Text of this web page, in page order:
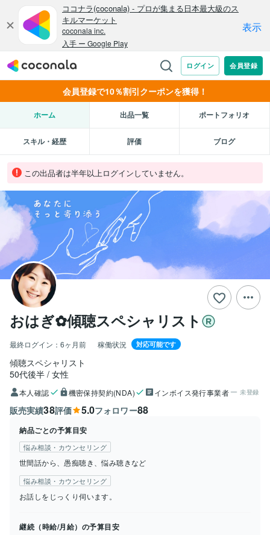
会員登録で10％割引クーポンを獲得！
ホーム 出品一覧 ポートフォリオ
スキル・経歴 評価 ブログ
この出品者は半年以上ログインしていません。
おはぎ✿傾聴スペシャリスト
最終ログイン： 6ヶ月前 稼働状況 対応可能です
傾聴スペシャリスト
50代後半 女性
本人確認 機密保持契約(NDA) インボイス発行事業者 未登録
販売実績38評価 5.0フォロワー88
納品ごとの予算目安
悩み相談・カウンセリング
世間話から、愚痴聴き、悩み聴きなど
悩み相談・カウンセリング
お話しをじっくり伺います。
継続（時給/月給）の予算目安